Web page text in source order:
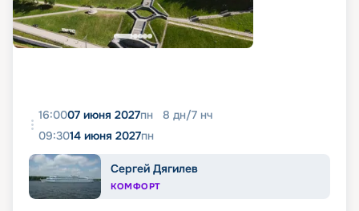
16:0007 июня 2027пн 8 дн/7 нч
09:3014 июня 2027пн
Сергей Дягилев
КОМФОРТ